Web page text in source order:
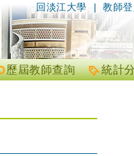
| 教師登
回淡江大學
統計
歷屆教師查詢